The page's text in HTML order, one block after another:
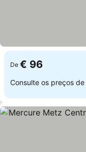
De € 96
Consulte os preços de